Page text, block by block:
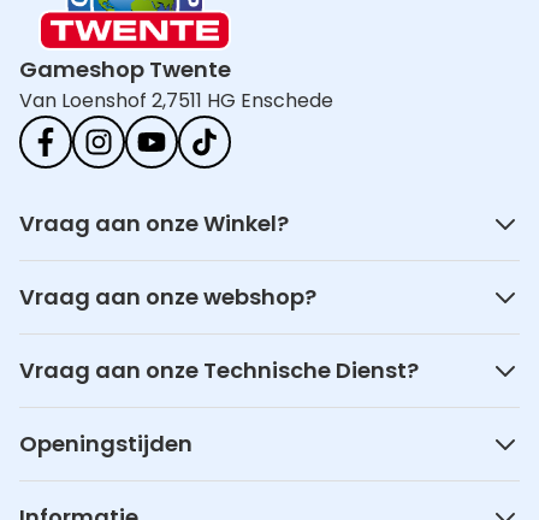
Gameshop Twente
Van Loenshof 2,7511 HG Enschede
Vraag aan onze Winkel?
Vraag aan onze webshop?
Vraag aan onze Technische Dienst?
Openingstijden